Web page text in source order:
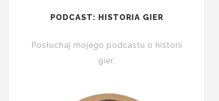
PODCAST: HISTORIA GIER
Posłuchaj mojego podcastu o historii
gier: